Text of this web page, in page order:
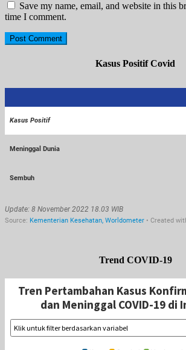
Save my name, email, and website in this
time I comment.
Kasus Positif Covid
Trend COVID-19